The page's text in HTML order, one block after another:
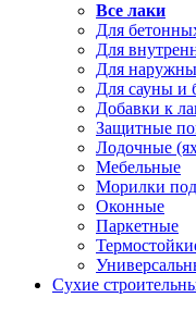
Все лаки
Для
Для
Для
Для сауны и
Добавки к
Защитные
Лодочные
Мебельные
Морилки
Оконные
Паркетные
Сухие